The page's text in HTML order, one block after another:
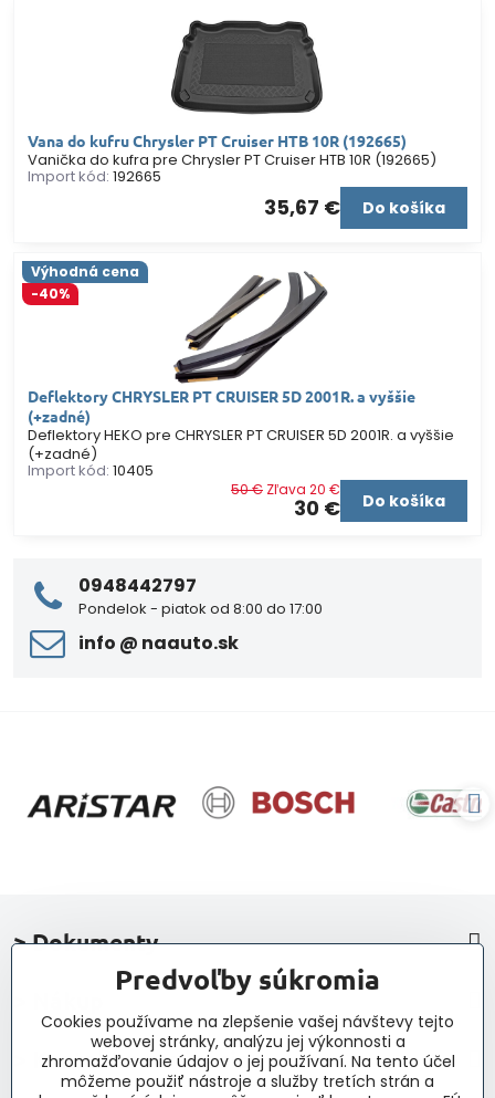
Vana do kufru Chrysler PT Cruiser HTB 10R (192665)
Vanička do kufra pre Chrysler PT Cruiser HTB 10R (192665)
Import kód: 192665
35,67 € Do košíka
Deflektory CHRYSLER PT CRUISER 5D 2001R. a vyššie
(+zadné)
Výhodná cena
-40%
Deflektory HEKO pre CHRYSLER PT CRUISER 5D 2001R. a vyššie
(+zadné)
Import kód: 10405
30 €
50 € Zľava 20 €
Do košíka
0948442797
Pondelok - piatok od 8:00 do 17:00
info ​@ naauto​.sk
> Dokumenty
> Kontakt a navigácia
Predvoľby súkromia
Cookies používame na zlepšenie vašej návštevy tejto
webovej stránky, analýzu jej výkonnosti a
zhromažďovanie údajov o jej používaní. Na tento účel
môžeme použiť nástroje a služby tretích strán a